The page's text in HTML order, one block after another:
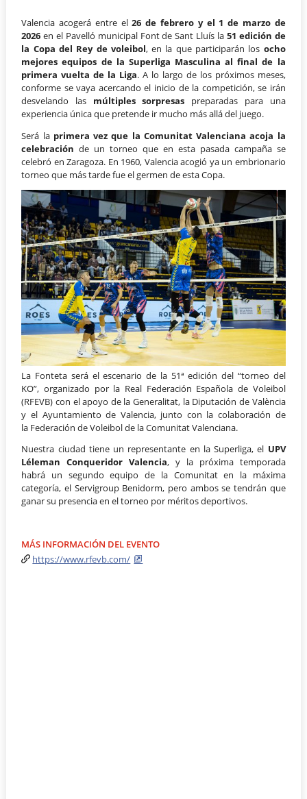
Valencia acogerá entre el26 de febrero y el 1 de marzo de
2026 en el Pavelló municipal Font de Sant Lluís la 51 edición de
la Copa del Rey de voleibol, en la que participarán los ocho
mejores equipos de la Superliga Masculina al final de la
primera vuelta de la Liga. A lo largo de los próximos meses,
conforme se vaya acercando el inicio de la competición, se irán
desvelando las múltiples sorpresas preparadas para una
experiencia única que pretende ir mucho más allá del juego.
Será la primera vez que la Comunitat Valenciana acoja la
celebraciónde un torneo que en esta pasada campaña se
celebró en Zaragoza. En 1960, Valencia acogió ya un embrionario
torneo que más tarde fue el germen de esta Copa.
La Fonteta será el escenario de la 51ª edición del “torneo del
KO”, organizado por la Real Federación Española de Voleibol
(RFEVB) con el apoyo de la Generalitat, la Diputación de València
y el Ayuntamiento de Valencia, junto con la colaboración de
la Federación de Voleibol de la Comunitat Valenciana.
Nuestra ciudad tiene un representante en la Superliga, el UPV
Léleman Conqueridor Valencia, y la próxima temporada
habrá un segundo equipo de la Comunitat en la máxima
categoría, el Servigroup Benidorm, pero ambos se tendrán que
ganar su presencia en el torneo por méritos deportivos.
MÁS INFORMACIÓN DEL EVENTO
https://www.rfevb.com/